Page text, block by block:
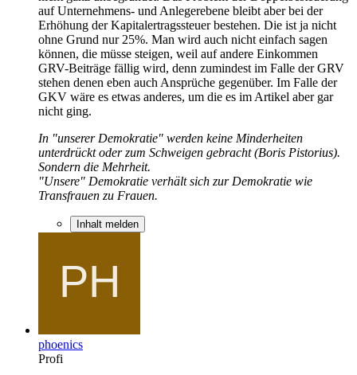
auf Unternehmens- und Anlegerebene bleibt aber bei der
Erhöhung der Kapitalertragssteuer bestehen. Die ist ja nicht
ohne Grund nur 25%. Man wird auch nicht einfach sagen
können, die müsse steigen, weil auf andere Einkommen
GRV-Beiträge fällig wird, denn zumindest im Falle der GRV
stehen denen eben auch Ansprüche gegenüber. Im Falle der
GKV wäre es etwas anderes, um die es im Artikel aber gar
nicht ging.
In "unserer Demokratie" werden keine Minderheiten
unterdrückt oder zum Schweigen gebracht (Boris Pistorius).
Sondern die Mehrheit.
"Unsere" Demokratie verhält sich zur Demokratie wie
Transfrauen zu Frauen.
Inhalt melden
phoenics
Profi